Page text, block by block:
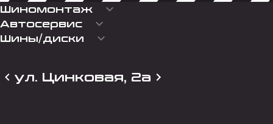
Шиномонтаж keyboard_arrow_down
Автосервис keyboard_arrow_down
Шины/диски keyboard_arrow_down
ул. Цинковая, 2а